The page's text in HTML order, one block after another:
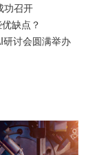
功召开
缺点？
讨会圆满举办